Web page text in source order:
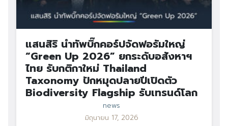
แสนสิริ นำทัพบิ๊กคอร์ปจัดฟอรัมใหญ่
“Green Up 2026” ยกระดับอสังหาฯ
ไทย รับกติกาใหม่ Thailand
Taxonomy ปักหมุดปลายปีเปิดตัว
Biodiversity Flagship รับเทรนด์โลก
news
มิถุนายน 17, 2026